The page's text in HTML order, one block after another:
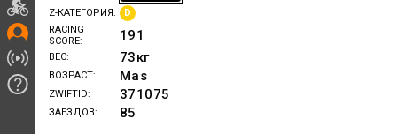
Z-КАТЕГОРИЯ
D
RACING
SCORE
191
ВЕС 73кг
ВОЗРАСТ Mas
ZWIFTID 371075
ЗАЕЗДОВ 85